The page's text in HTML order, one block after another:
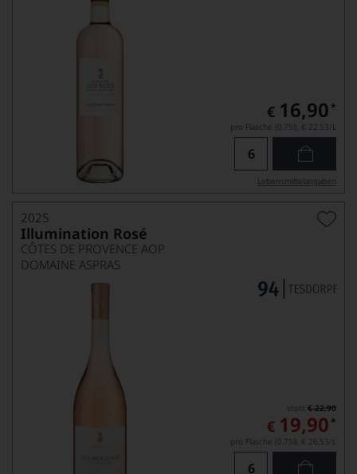
€ 16,90 *
pro Flasche (0.75l), € 22,53/L
Lebensmittel­angaben
2025
Illumination Rosé
CÔTES DE PROVENCE AOP
DOMAINE ASPRAS
€ 22,90
€ 19,90 *
pro Flasche (0.75l), € 26,53/L